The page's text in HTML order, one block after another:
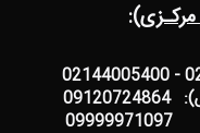
مرکـزی):